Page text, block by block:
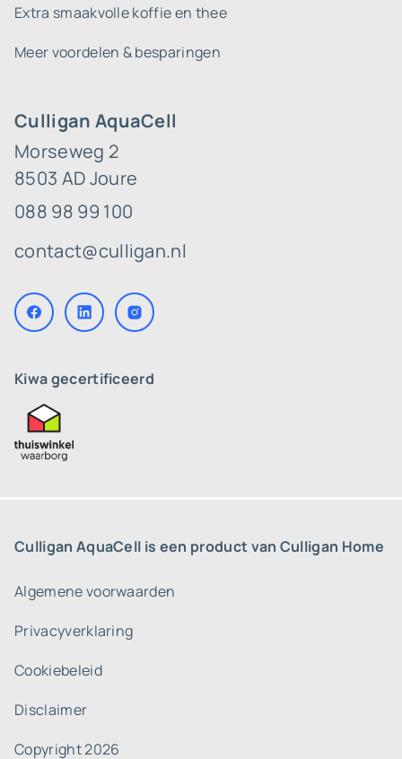
Culligan AquaCell
Morseweg 2
8503 AD Joure
088 98 99 100
contact@culligan.nl
Kiwa gecertificeerd
Extra smaakvolle koffie en thee
Meer voordelen & besparingen
Culligan AquaCell is een product van Culligan Home
Algemene voorwaarden
Privacyverklaring
Cookiebeleid
Disclaimer
Copyright 2026